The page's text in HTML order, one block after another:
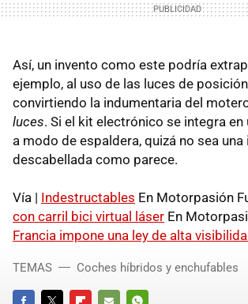
Así, un invento como este podría
ejemplo, al uso de las luces de
convirtiendo la indumentaria del
luces. Si el kit electrónico se integra en
a modo de espaldera, quizá no sea una
descabellada como parece.
Vía | Indestructables En Motorpasión
con carril bici virtual láser En
Francia impone una ley de alta
TEMAS Coches híbridos y enchufables